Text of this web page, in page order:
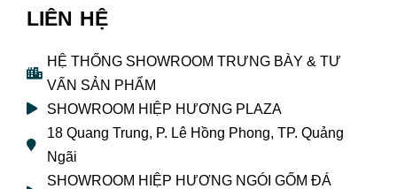
LIÊN HỆ
HỆ THỐNG SHOWROOM TRƯNG BÀY & TƯ
VẤN SẢN PHẨM
SHOWROOM HIỆP HƯƠNG PLAZA
18 Quang Trung, P. Lê Hồng Phong, TP. Quảng
Ngãi
SHOWROOM HIỆP HƯƠNG NGÓI GỐM ĐÁ